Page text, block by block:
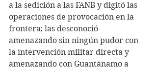
a la sedición a las FANB y digitó las
operaciones de provocación en la
frontera; las desconoció
amenazando sin ningún pudor con
la intervención militar directa y
amenazando con Guantánamo a